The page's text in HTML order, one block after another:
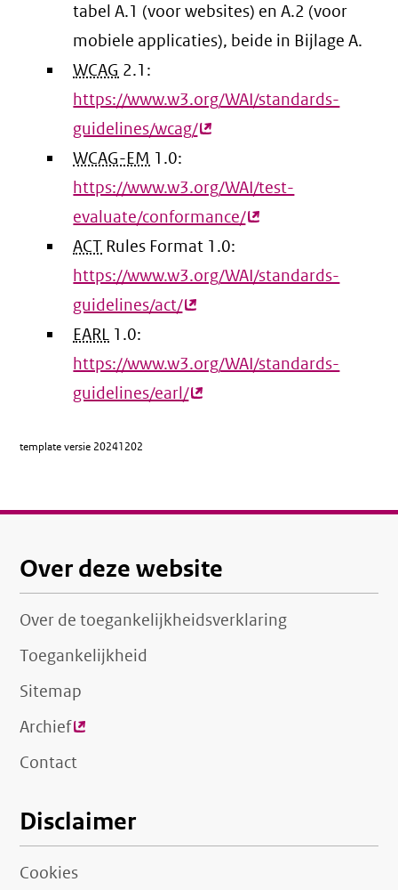
tabel A.1 (voor websites) en A.2 (voor
mobiele applicaties), beide in Bijlage A.
WCAG 2.1:
https://www.w3.org/WAI/standards-
guidelines/wcag/(externe
WCAG-EM 1.0:
https://www.w3.org/WAI/test-
evaluate/conformance/(externe
ACT Rules Format 1.0:
https://www.w3.org/WAI/standards-
guidelines/act/(externe
EARL 1.0:
https://www.w3.org/WAI/standards-
guidelines/earl/(externe
template versie 20241202
Over deze website
Over de toegankelijkheidsverklaring
Toegankelijkheid
Sitemap
Archief(externe
link)
Contact
Disclaimer
Cookies